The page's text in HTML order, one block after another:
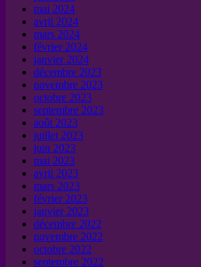
mai 2024
avril 2024
mars 2024
février 2024
janvier 2024
décembre 2023
novembre 2023
octobre 2023
septembre 2023
août 2023
juillet 2023
juin 2023
mai 2023
avril 2023
mars 2023
février 2023
janvier 2023
décembre 2022
novembre 2022
octobre 2022
septembre 2022